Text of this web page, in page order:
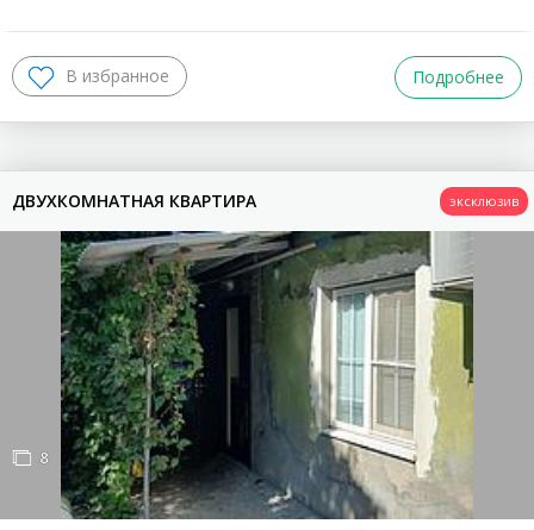
ТИП ДОМА
Кирпичный Блочный Монолит Ит. Кирпич
Каркасно-Монолитный Деревянный Каменные
Смешанные Иные
ПОКАЗАТЬ
очистить фильтр
Подробнее
ДВУХКОМНАТНАЯ КВАРТИРА
8